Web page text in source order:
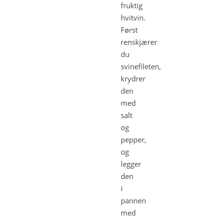
fruktig
hvitvin.
Først
renskjærer
du
svinefileten,
krydrer
den
med
salt
og
pepper,
og
legger
den
i
pannen
med